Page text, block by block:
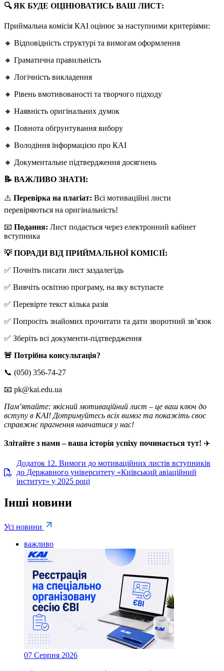
🔍 ЯК БУДЕ ОЦІНЮВАТИСЬ ВАШ ЛИСТ:
Приймальна комісія КАІ оцінює за наступними критеріями:
🔸 Відповідність структурі та вимогам оформлення
🔸 Граматична правильність
🔸 Логічність викладення
🔸 Рівень вмотивованості та творчого підходу
🔸 Наявність оригінальних думок
🔸 Повнота обґрунтування вибору
🔸 Володіння інформацією про КАІ
🔸 Документальне підтвердження досягнень
📝 ВАЖЛИВО ЗНАТИ:
⚠️ Перевірка на плагіат: Всі мотиваційні листи
перевіряються на оригінальність!
📧 Подання: Лист подається через електронний кабінет
вступника
💡 ПОРАДИ ВІД ПРИЙМАЛЬНОЇ КОМІСІЇ:
✅ Почніть писати лист заздалегідь
✅ Вивчіть освітню програму, на яку вступаєте
✅ Перевірте текст кілька разів
✅ Попросіть знайомих прочитати та дати зворотний зв’язок
✅ Зберіть всі документи-підтвердження
🚨 Потрібна консультація?
📞 (050) 356-74-27
📧 pk@kai.edu.ua
Пам’ятайте: якісний мотиваційний лист – це ваш ключ до
вступу в КАІ! Дотримуйтесь всіх вимог та покажіть своє
справжнє прагнення навчатися у нас!
Злітайте з нами – ваша історія успіху починається тут! ✈️
Додаток 12. Вимоги до мотиваційних листів вступників
до Державного університету «Київський авіаційний
інститут» у 2025 році
Інші новини
Усі новини
важливо
07 Серпня 2026